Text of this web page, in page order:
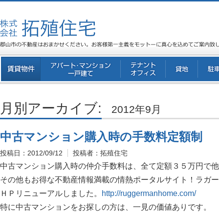
月別アーカイブ: 2012年9月
中古マンション購入時の手数料定額制
投稿日： 2012/09/12 投稿者： 拓殖住宅
中古マンション購入時の仲介手数料は、全て定額３５万円で
その他もお得な不動産情報満載の情熱ポータルサイト！ラガ
ＨＰリニューアルしました。
http://ruggermanhome.com/
特に中古マンションをお探しの方は、一見の価値ありです。